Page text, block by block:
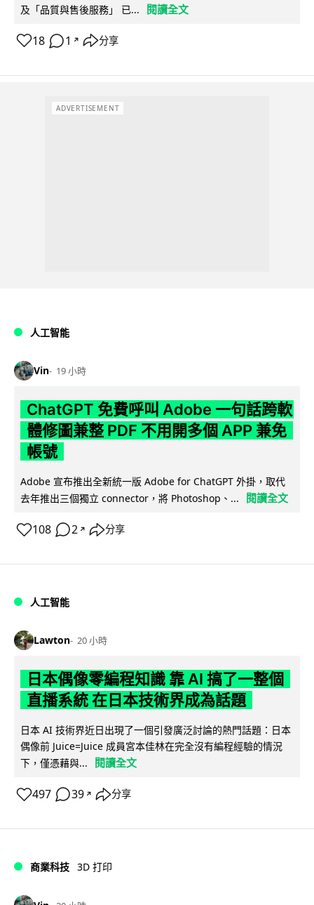
及「品質與售後服務」 已...
閱讀全文
18 1 ↗ 分享
ADVERTISEMENT
人工智能
Vin 19 小時
ChatGPT 免費呼叫 Adobe 一句話跨軟
體修圖兼整 PDF 不用開多個 APP 兼免
帳號
Adobe 宣布推出全新統一版 Adobe for ChatGPT 外掛，取代
去年推出三個獨立 connector，將 Photoshop、...
閱讀全文
108 2 ↗ 分享
人工智能
Lawton 20 小時
日本偶像零編程知識 靠 AI 搞了一整個
直播系統 在日本技術界成為話題
日本 AI 技術界近日出現了一個引發廣泛討論的熱門話題：日本
偶像前 Juice=Juice 成員宮本佳林在完全沒有編程經驗的情況
下，僅憑藉與...
閱讀全文
497 39 ↗ 分享
商業科技 3D 打印